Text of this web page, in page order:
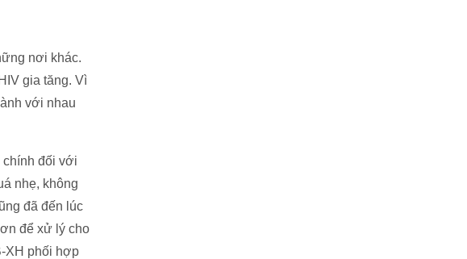
nơi khác.
gia tăng. Vì
với nhau
chính đối với
nhẹ, không
đã đến lúc
để xử lý cho
XH phối hợp